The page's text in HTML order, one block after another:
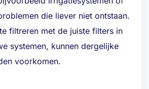
die liever niet ontstaan.
filtreren met de juiste filters in
systemen, kunnen dergelijke
voorkomen.